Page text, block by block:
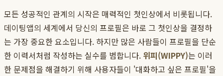
모든 성공적인 관계의 시작은 매력적인 첫인상에서 비롯됩니다.
데이팅앱의 세계에서 당신의 프로필은 바로 그 첫인상을 결정하
는 가장 중요한 요소입니다. 하지만 많은 사람들이 프로필을 단순
한 이력서처럼 작성하는 실수를 범합니다. 위피(WIPPY)는 이러
한 문제점을 해결하기 위해 사용자들이 '대화하고 싶은 프로필'을